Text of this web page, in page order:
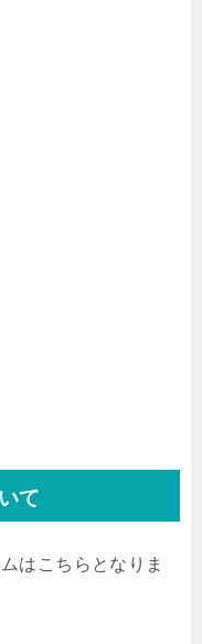
て
はこちらとなりま